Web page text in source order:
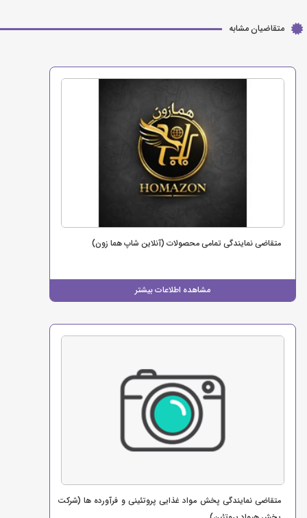
متقاضیان مشابه
مشاهده اطلاعات بیشتر
متقاضی نمایندگی تمامی محصولات (آنلاین شاپ هما زون)
متقاضی نمایندگی پخش مواد غذایی پروتئینی و فرآورده ها (شرکت